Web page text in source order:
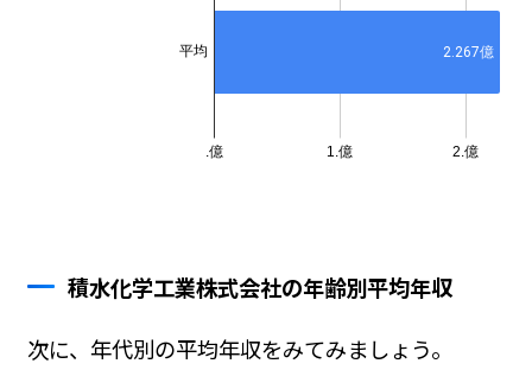
積水化学工業株式会社の年齢別平均年収
次に、年代別の平均年収をみてみましょう。